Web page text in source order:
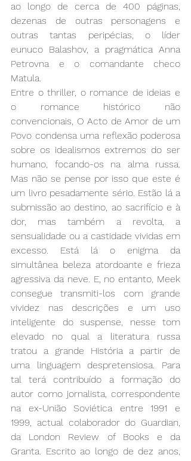
ao longo de cerca de 400 páginas,
dezenas de outras personagens e
outras tantas peripécias, o líder
eunuco Balashov, a pragmática Anna
Petrovna e o comandante checo
Matula.
Entre o thriller, o romance de ideias e
o romance histórico não
convencionais, O Acto de Amor de um
Povo condensa uma reflexão poderosa
sobre os idealismos extremos do ser
humano, focando-os na alma russa.
Mas não se pense por isso que este é
um livro pesadamente sério. Estão lá a
submissão ao destino, ao sacrifício e à
dor, mas também a revolta, a
sensualidade ou a castidade vividas em
excesso. Está lá o enigma da
simultânea beleza atordoante e frieza
agressiva da neve. E, no entanto, Meek
consegue transmiti-los com grande
vividez nas descrições e um uso
inteligente do suspense, nesse tom
elevado no qual a literatura russa
tratou a grande História a partir de
uma linguagem despretensiosa. Para
tal terá contribuído a formação do
autor como jornalista, correspondente
na ex-União Soviética entre 1991 e
1999, actual colaborador do Guardian,
da London Review of Books e da
Granta. Escrito ao longo de dez anos,